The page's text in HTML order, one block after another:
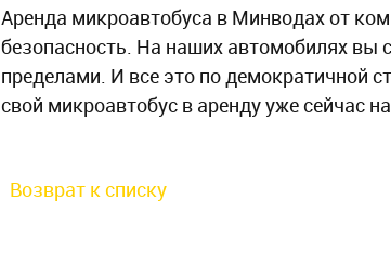
Аренда микроавтобуса в Минводах от
безопасность. На наших автомобилях вы
пределами. И все это по демократичной
свой микроавтобус в аренду уже сейчас
Возврат к списку